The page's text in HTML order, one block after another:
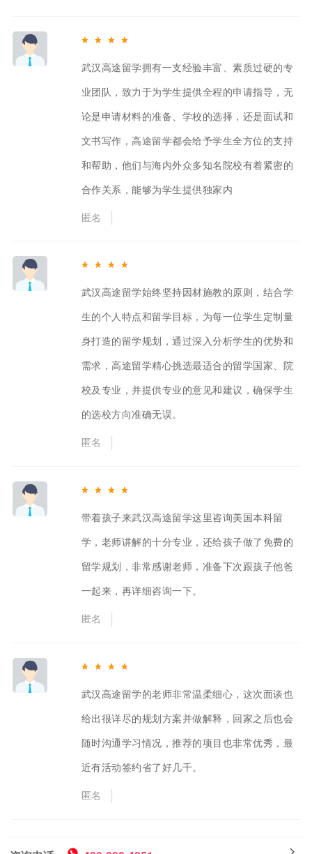
武汉高途留学拥有一支经验丰富、素质过硬的专
业团队，致力于为学生提供全程的申请指导，无
论是申请材料的准备、学校的选择，还是面试和
文书写作，高途留学都会给予学生全方位的支持
和帮助，他们与海内外众多知名院校有着紧密的
合作关系，能够为学生提供独家内
匿名
武汉高途留学始终坚持因材施教的原则，结合学
生的个人特点和留学目标，为每一位学生定制量
身打造的留学规划，通过深入分析学生的优势和
需求，高途留学精心挑选最适合的留学国家、院
校及专业，并提供专业的意见和建议，确保学生
的选校方向准确无误。
匿名
带着孩子来武汉高途留学这里咨询美国本科留
学，老师讲解的十分专业，还给孩子做了免费的
留学规划，非常感谢老师，准备下次跟孩子他爸
一起来，再详细咨询一下。
匿名
武汉高途留学的老师非常温柔细心，这次面谈也
给出很详尽的规划方案并做解释，回家之后也会
随时沟通学习情况，推荐的项目也非常优秀，最
近有活动签约省了好几千。
匿名